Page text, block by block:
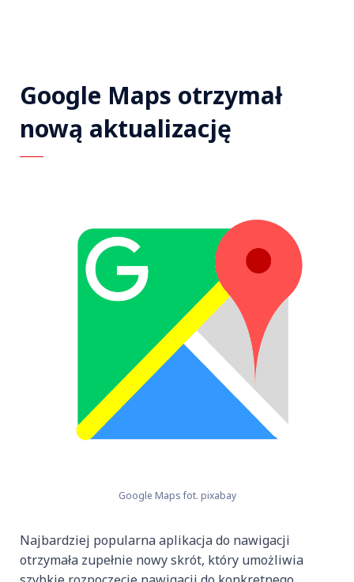
Google Maps otrzymał
nową aktualizację
Google Maps fot. pixabay
Najbardziej popularna aplikacja do nawigacji
otrzymała zupełnie nowy skrót, który umożliwia